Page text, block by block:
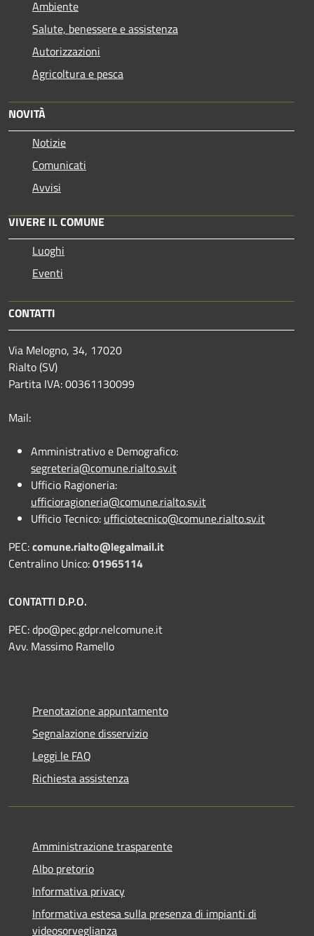
Ambiente
Salute, benessere e assistenza
Autorizzazioni
Agricoltura e pesca
NOVITÀ
Notizie
Comunicati
Avvisi
VIVERE IL COMUNE
Luoghi
Eventi
CONTATTI
Via Melogno, 34, 17020
Rialto (SV)
Partita IVA: 00361130099
Mail:
Amministrativo e Demografico:
segreteria@comune.rialto.sv.it
Ufficio Ragioneria:
ufficioragioneria@comune.rialto.sv.it
Ufficio Tecnico: ufficiotecnico@comune.rialto.sv.it
PEC:comune.rialto@legalmail.it
Centralino Unico:01965114
CONTATTI D.P.O.
PEC:dpo@pec.gdpr.nelcomune.it
Avv. Massimo Ramello
Prenotazione appuntamento
Segnalazione disservizio
Leggi le FAQ
Richiesta assistenza
Amministrazione trasparente
Albo pretorio
Informativa privacy
Informativa estesa sulla presenza di impianti di
videosorveglianza